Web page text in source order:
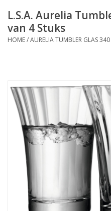
Karaffen
Glas graveren
Cadeaus
Koffie & Thee
Bar & Wijn
L.S.A. Aurelia
van 4 Stuks
HOME/AURELIA TUMBLER GLAS